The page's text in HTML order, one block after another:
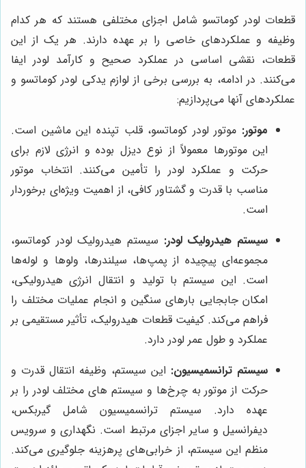
قطعات لودر کوماتسو شامل اجزای مختلفی هستند که هر کدام
وظیفه‌ و عملکردهای خاصی را بر عهده دارند. هر یک از این
قطعات، نقشی اساسی در عملکرد صحیح و کارآمد لودر ایفا
می‌کنند. در ادامه، به بررسی برخی از لوازم یدکی لودر کوماتسو و
عملکردهای آنها می‌پردازیم:
موتور: موتور لودر کوماتسو، قلب تپنده این ماشین است.
این موتورها معمولاً از نوع دیزل بوده و انرژی لازم برای
حرکت و عملکرد لودر را تأمین می‌کنند. انتخاب موتور
مناسب با قدرت و گشتاور کافی، از اهمیت ویژه‌ای برخوردار
است.
سیستم هیدرولیک لودر: سیستم هیدرولیک لودر کوماتسو،
مجموعه‌ای پیچیده از پمپ‌ها، سیلندرها، ولوها و لوله‌ها
است. این سیستم با تولید و انتقال انرژی هیدرولیکی،
امکان جابجایی بارهای سنگین و انجام عملیات مختلف را
فراهم می‌کند. کیفیت قطعات هیدرولیک، تأثیر مستقیمی بر
عملکرد و طول عمر لودر دارد.
سیستم ترانسمیسیون: این سیستم، وظیفه انتقال قدرت و
حرکت از موتور به چرخ‌ها و سیستم ‌های مختلف لودر را بر
عهده دارد. سیستم ترانسمیسیون شامل گیربکس،
دیفرانسیل و سایر اجزای مرتبط است. نگهداری و سرویس
منظم این سیستم، از خرابی‌های پرهزینه جلوگیری می‌کند.